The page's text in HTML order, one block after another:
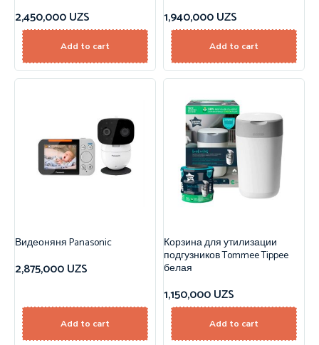
2,450,000UZS
Add to cart
1,940,000UZS
Add to cart
Видеоняня Panasonic
2,875,000UZS
Add to cart
Корзина для утилизации
подгузников Tommee Tippee
белая
1,150,000UZS
Add to cart